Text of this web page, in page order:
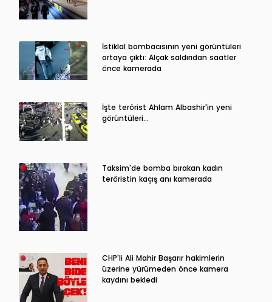
İstiklal bombacısının yeni görüntüleri
ortaya çıktı: Alçak saldırıdan saatler
önce kamerada
İşte terörist Ahlam Albashir'in yeni
görüntüleri…
Taksim'de bomba bırakan kadın
teröristin kaçış anı kamerada
CHP'li Ali Mahir Başarır hakimlerin
üzerine yürümeden önce kamera
kaydını bekledi